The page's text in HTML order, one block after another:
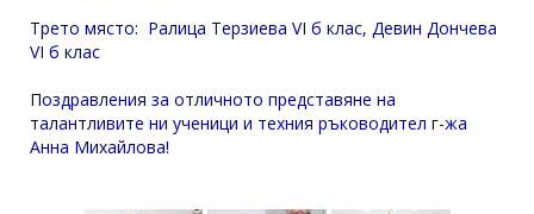
Трето място: Ралица Терзиева VI б клас, Девин Дончева
VI б клас
Поздравления за отличното представяне на
талантливите ни ученици и техния ръководител г-жа
Анна Михайлова!